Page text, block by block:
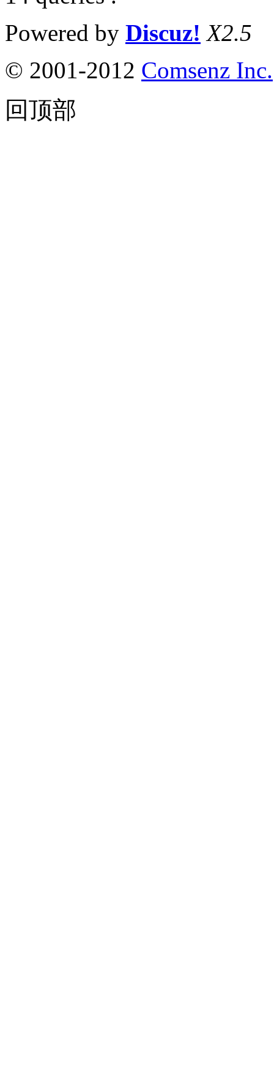
Powered by Discuz! X2.5
© 2001-2012 Comsenz Inc.
回顶部